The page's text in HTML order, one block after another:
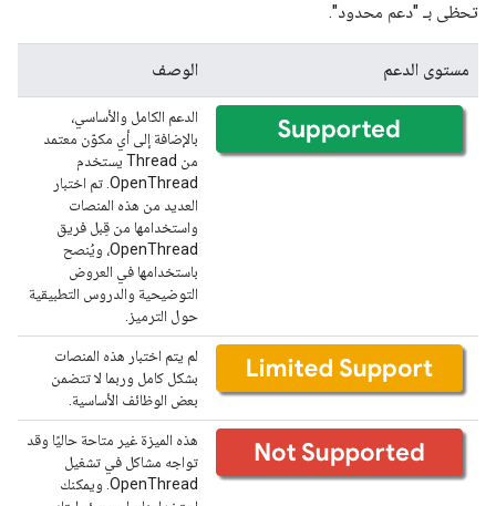
تحظى بـ "دعم محدود".
مستوى الدعم الوصف
الدعم الكامل والأساسي،
بالإضافة إلى أي مكوّن معتمد
من Thread يستخدم
OpenThread. تم اختبار
العديد من هذه المنصات
واستخدامها من قِبل فريق
OpenThread، ويُنصح
باستخدامها في العروض
التوضيحية والدروس التطبيقية
حول الترميز.
لم يتم اختبار هذه المنصات
بشكل كامل وربما لا تتضمن
بعض الوظائف الأساسية.
هذه الميزة غير متاحة حاليًا وقد
تواجه مشاكل في تشغيل
OpenThread. ويمكنك